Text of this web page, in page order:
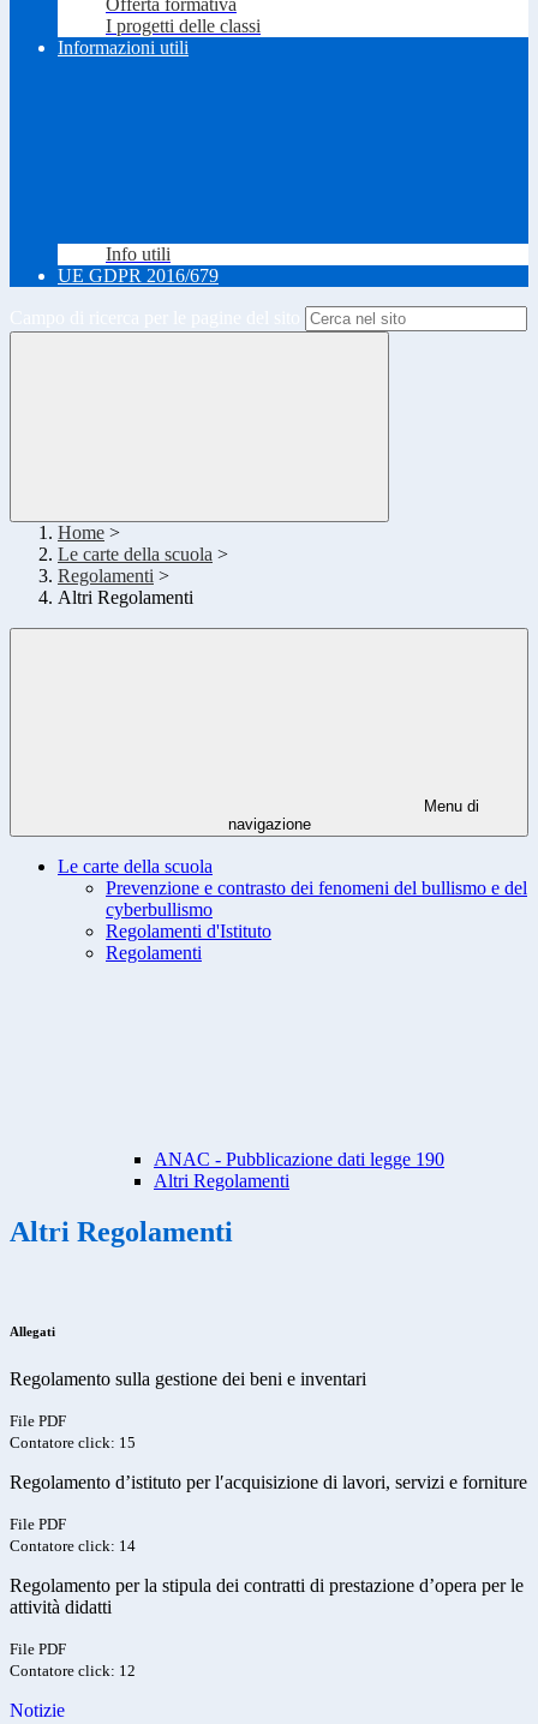
Offerta formativa
I progetti delle classi
Informazioni utili
Info utili
UE GDPR 2016/679
Home >
Le carte della scuola >
Regolamenti >
Altri Regolamenti
Menu di
navigazione
Le carte della scuola
Prevenzione e contrasto dei fenomeni del bullismo e del
cyberbullismo
Regolamenti d'Istituto
Regolamenti
ANAC - Pubblicazione dati legge 190
Altri Regolamenti
Altri Regolamenti
Allegati
Regolamento sulla gestione dei beni e inventari
File PDF
Contatore click: 15
Regolamento d’istituto per l′acquisizione di lavori, servizi e forniture
File PDF
Contatore click: 14
Regolamento per la stipula dei contratti di prestazione d’opera per le
attività didatti
File PDF
Contatore click: 12
Notizie